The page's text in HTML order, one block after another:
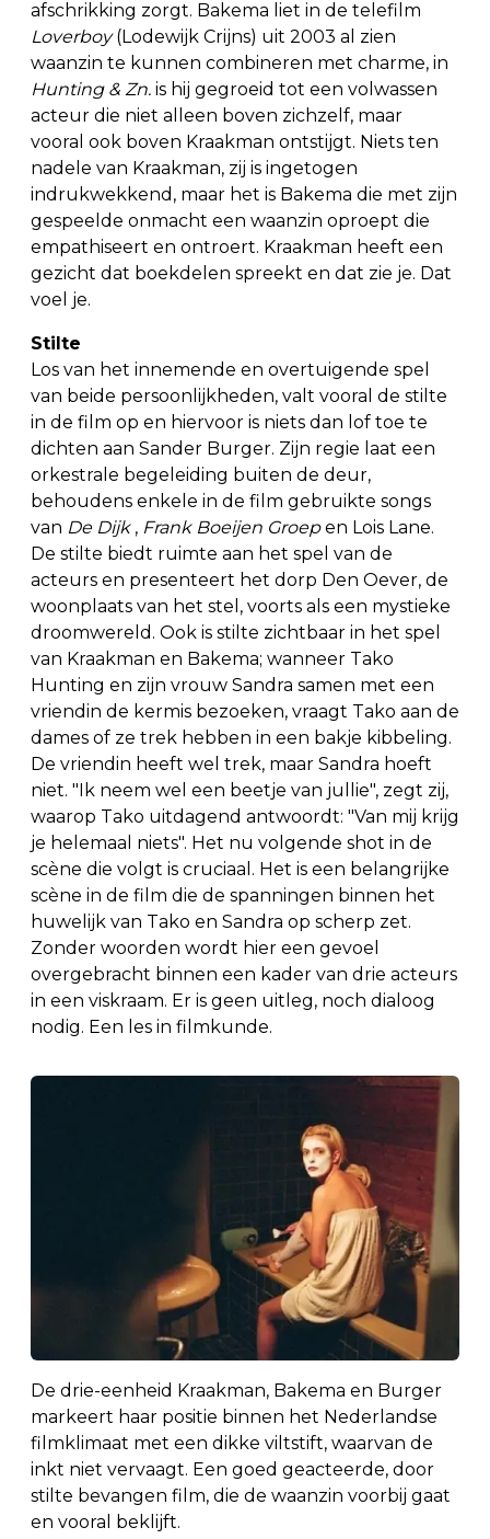
afschrikking zorgt. Bakema liet in de telefilm
Loverboy(Lodewijk Crijns) uit 2003 al zien
waanzin te kunnen combineren met charme, in
Hunting & Zn. is hij gegroeid tot een volwassen
acteur die niet alleen boven zichzelf, maar
vooral ook boven Kraakman ontstijgt. Niets ten
nadele van Kraakman, zij is ingetogen
indrukwekkend, maar het is Bakema die met zijn
gespeelde onmacht een waanzin oproept die
empathiseert en ontroert. Kraakman heeft een
gezicht dat boekdelen spreekt en dat zie je. Dat
voel je.
Stilte
Los van het innemende en overtuigende spel
van beide persoonlijkheden, valt vooral de stilte
in de film op en hiervoor is niets dan lof toe te
dichten aan Sander Burger. Zijn regie laat een
orkestrale begeleiding buiten de deur,
behoudens enkele in de film gebruikte songs
van De Dijk, Frank Boeijen Groepen Lois Lane.
De stilte biedt ruimte aan het spel van de
acteurs en presenteert het dorp Den Oever, de
woonplaats van het stel, voorts als een mystieke
droomwereld. Ook is stilte zichtbaar in het spel
van Kraakman en Bakema; wanneer Tako
Hunting en zijn vrouw Sandra samen met een
vriendin de kermis bezoeken, vraagt Tako aan de
dames of ze trek hebben in een bakje kibbeling.
De vriendin heeft wel trek, maar Sandra hoeft
niet. "Ik neem wel een beetje van jullie", zegt zij,
waarop Tako uitdagend antwoordt: "Van mij krijg
je helemaal niets". Het nu volgende shot in de
scène die volgt is cruciaal. Het is een belangrijke
scène in de film die de spanningen binnen het
huwelijk van Tako en Sandra op scherp zet.
Zonder woorden wordt hier een gevoel
overgebracht binnen een kader van drie acteurs
in een viskraam. Er is geen uitleg, noch dialoog
nodig. Een les in filmkunde.
De drie-eenheid Kraakman, Bakema en Burger
markeert haar positie binnen het Nederlandse
filmklimaat met een dikke viltstift, waarvan de
inkt niet vervaagt. Een goed geacteerde, door
stilte bevangen film, die de waanzin voorbij gaat
en vooral beklijft.